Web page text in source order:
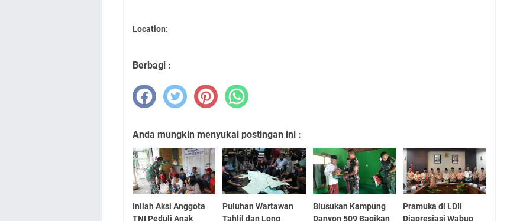
Location:
Berbagi :
Anda mungkin menyukai postingan ini :
Inilah Aksi Anggota
TNI Peduli Anak
Puluhan Wartawan
Tahlil dan Long
Blusukan Kampung
Danyon 509 Bagikan
Pramuka di LDII
Diapresiasi Wabup